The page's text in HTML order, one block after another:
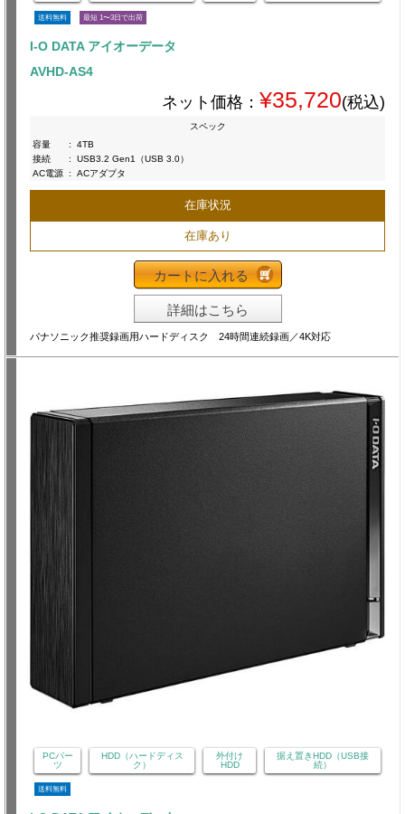
送料無料 最短 1〜3日で出荷
I-O DATA アイオーデータ
AVHD-AS4
ネット価格： ¥35,720(税込)
スペック
容量
:
4TB
接続
:
USB3.2 Gen1（USB 3.0）
AC電源 : ACアダプタ
在庫状況
在庫あり
カートに入れる
詳細はこちら
パナソニック推奨録画用ハードディスク 24時間連続録画／4K対応
PCパー
ツ
HDD（ハードディス
ク）
外付け
HDD
据え置きHDD（USB接
続）
送料無料